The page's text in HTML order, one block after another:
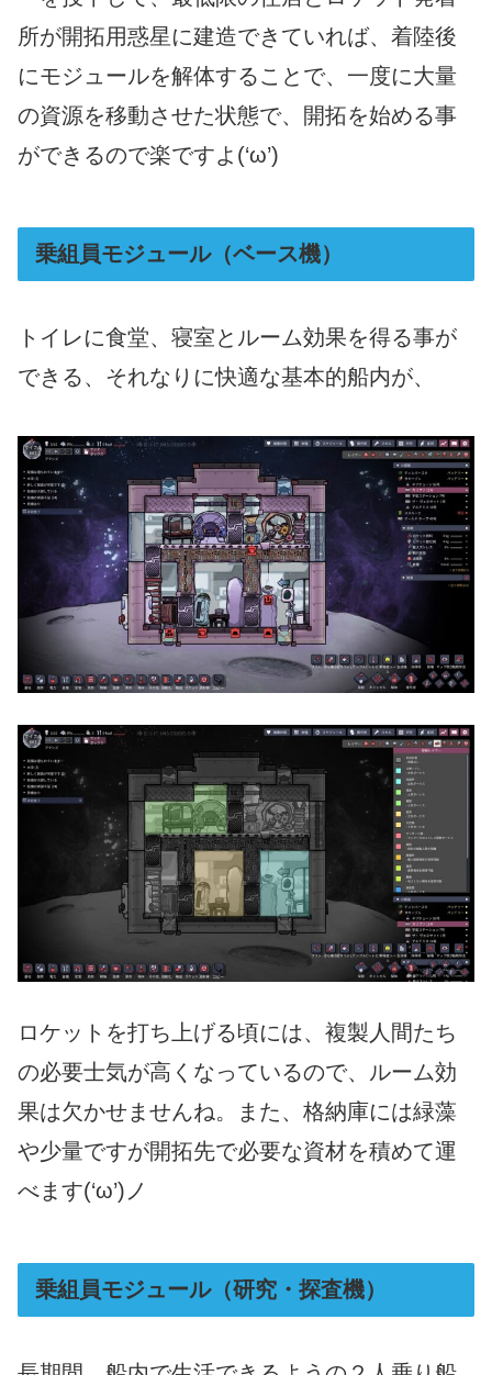
所が開拓用惑星に建造できていれば、着陸後
にモジュールを解体することで、一度に大量
の資源を移動させた状態で、開拓を始める事
ができるので楽ですよ(‘ω’)
乗組員モジュール（ベース機）
トイレに食堂、寝室とルーム効果を得る事が
できる、それなりに快適な基本的船内が、
ロケットを打ち上げる頃には、複製人間たち
の必要士気が高くなっているので、ルーム効
果は欠かせませんね。また、格納庫には緑藻
や少量ですが開拓先で必要な資材を積めて運
べます(‘ω’)ノ
乗組員モジュール（研究・探査機）